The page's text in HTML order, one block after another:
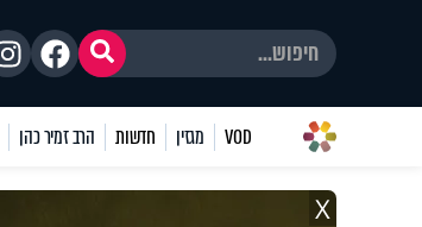
VOD מגזין חדשות הרב זמיר כהן
X